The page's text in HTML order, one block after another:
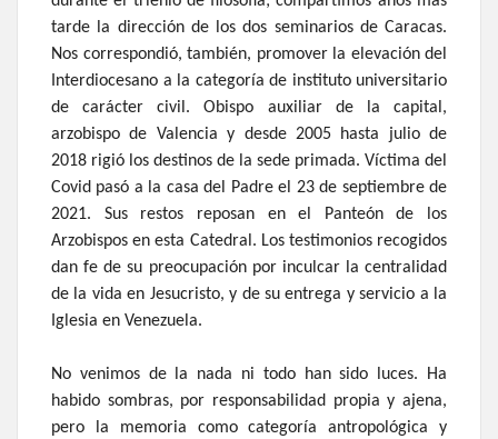
tarde la dirección de los dos seminarios de Caracas.
Nos correspondió, también, promover la elevación del
Interdiocesano a la categoría de instituto universitario
de carácter civil. Obispo auxiliar de la capital,
arzobispo de Valencia y desde 2005 hasta julio de
2018 rigió los destinos de la sede primada. Víctima del
Covid pasó a la casa del Padre el 23 de septiembre de
2021. Sus restos reposan en el Panteón de los
Arzobispos en esta Catedral. Los testimonios recogidos
dan fe de su preocupación por inculcar la centralidad
de la vida en Jesucristo, y de su entrega y servicio a la
Iglesia en Venezuela.
No venimos de la nada ni todo han sido luces. Ha
habido sombras, por responsabilidad propia y ajena,
pero la memoria como categoría antropológica y